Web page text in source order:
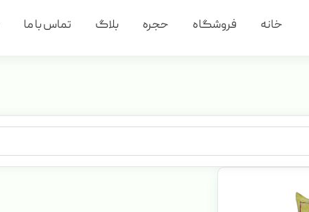
خانه فروشگاه حجره بلاگ تماس با ما